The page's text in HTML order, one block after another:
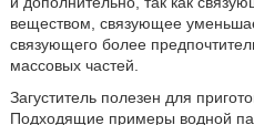
веществом, связующее
связующего более
массовых частей.
Загуститель полезен для
Подходящие примеры водной